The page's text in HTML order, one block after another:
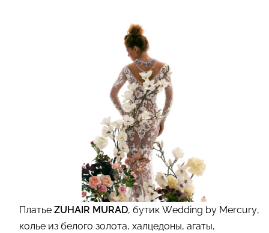
Платье ZUHAIR MURAD, бутик Wedding by Mercury,
колье из белого золота, халцедоны, агаты,